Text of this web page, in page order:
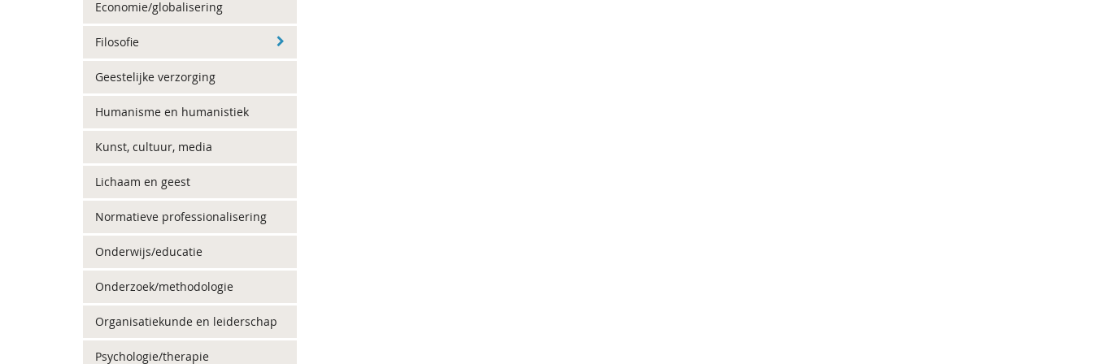
Economie/globalisering
Filosofie
Geestelijke verzorging
Humanisme en humanistiek
Kunst, cultuur, media
Lichaam en geest
Normatieve professionalisering
Onderwijs/educatie
Onderzoek/methodologie
Organisatiekunde en leiderschap
Psychologie/therapie